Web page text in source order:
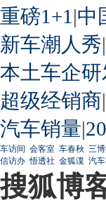
重磅1+1 |中
新车潮人秀|
本土车企
超级经销商|
汽车销量|
车访间 会客室 车春秋 三
信访办 悟透社 金狐谍 汽
搜狐博